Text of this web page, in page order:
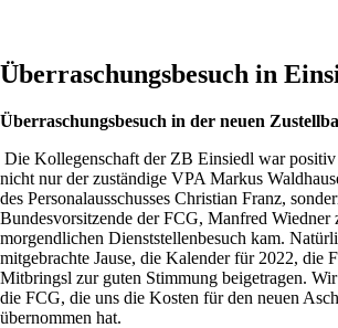
Überraschungsbesuch in
Überraschungsbesuch in der neuen
Die Kollegenschaft der ZB Einsiedl war positiv
nicht nur der zuständige VPA Markus
des Personalausschusses Christian Franz,
Bundesvorsitzende der FCG, Manfred Wiedner
morgendlichen Dienststellenbesuch kam.
mitgebrachte Jause, die Kalender für 2022, die
Mitbringsl zur guten Stimmung beigetragen. Wir
die FCG, die uns die Kosten für den neuen
übernommen hat.